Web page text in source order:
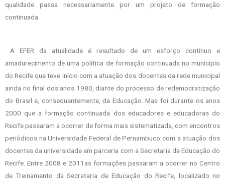
qualidade passa necessariamente por um projeto de formação
continuada.
A EFER da atualidade é resultado de um esforço contínuo e
amadurecimento de uma política de formação continuada no município
do Recife que teve início com a atuação dos docentes da rede municipal
ainda no final dos anos 1980, diante do processo de redemocratização
do Brasil e, consequentemente, da Educação. Mas foi durante os anos
2000 que a formação continuada dos educadores e educadoras do
Recife passaram a ocorrer de forma mais sistematizada, com encontros
periódicos na Universidade Federal de Pernambuco com a atuação dos
docentes da universidade em parceria com a Secretaria de Educação do
Recife. Entre 2008 e 2011as formações passaram a ocorrer no Centro
de Treinamento da Secretaria de Educação do Recife, localizado no